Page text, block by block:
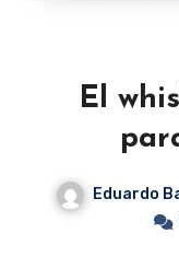
El
Eduardo